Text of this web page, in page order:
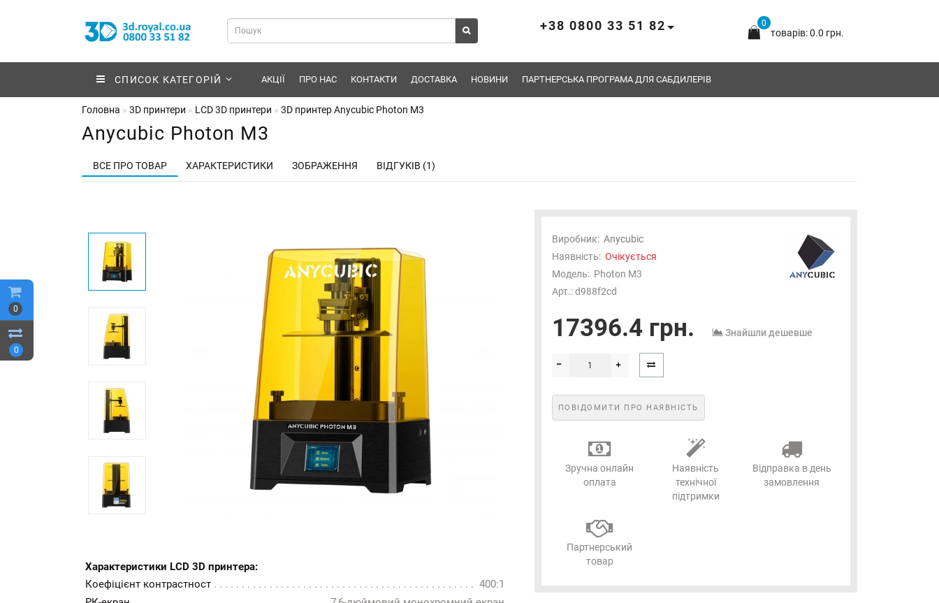
0
0
0
товарів: 0.0 грн.
+38 0800 33 51 82
СПИСОК КАТЕГОРІЙ АКЦІЇ ПРО НАС КОНТАКТИ ДОСТАВКА НОВИНИ ПАРТНЕРСЬКА ПРОГРАМА ДЛЯ САБДИЛЕРІВ
Головна 3D принтери LCD 3D принтери 3D принтер Anycubic Photon M3
Anycubic Photon M3
ВСЕ ПРО ТОВАР ХАРАКТЕРИСТИКИ ЗОБРАЖЕННЯ ВІДГУКІВ (1)
Характеристики LCD 3D принтера:
Коефіцієнт контрастност
400:1
Виробник: Anycubic
Наявність: Очікується
Модель: Photon M3
Арт.: d988f2cd
17396.4 грн. Знайшли дешевше
ПОВІДОМИТИ ПРО НАЯВНІСТЬ
Зручна онлайн
оплата
Наявність
технічної
підтримки
Відправка в день
замовлення
Партнерський
товар
Отримуйте першими новини про надходження,
підписуйтесь!
Електронна пошта
Підписатися